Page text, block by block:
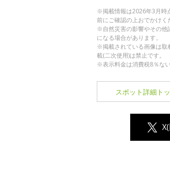
※掲載情報は2026年3月時
前にご確認の上おでかけく
※自然災害の影響やその他
になる場合があります。
※掲載されている画像は取
載(二次使用)は禁止です。
※表示料金は消費税8％な
スポット詳細 ト